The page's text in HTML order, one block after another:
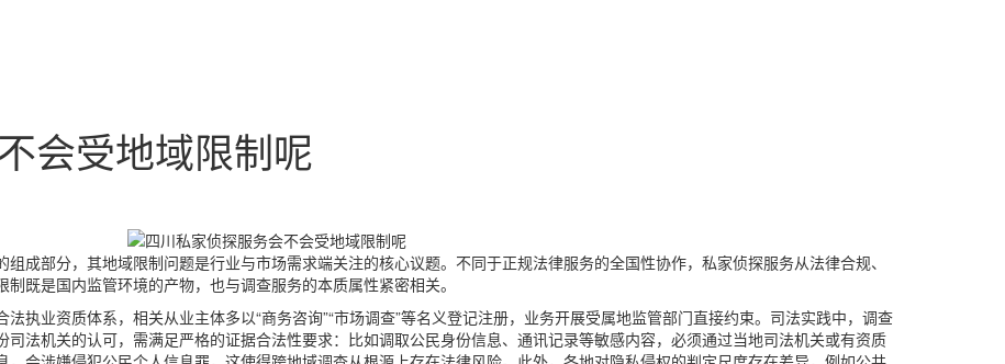
会受地域限制呢
成部分，其地域限制问题是行业与市场需求端关注的核心议题。不同于正规法律服务的全国性协作，私家侦探服务从法律合规、
既是国内监管环境的产物，也与调查服务的本质属性紧密相关。
执业资质体系，相关从业主体多以“商务咨询”“市场调查”等名义登记注册，业务开展受属地监管部门直接约束。司法实践中，调查
法机关的认可，需满足严格的证据合法性要求：比如调取公民身份信息、通讯记录等敏感内容，必须通过当地司法机关或有资质